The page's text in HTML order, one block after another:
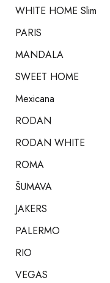
WHITE HOME Slim
PARIS
MANDALA
SWEET HOME
Mexicana
RODAN
RODAN WHITE
ROMA
ŠUMAVA
JAKERS
PALERMO
RIO
VEGAS